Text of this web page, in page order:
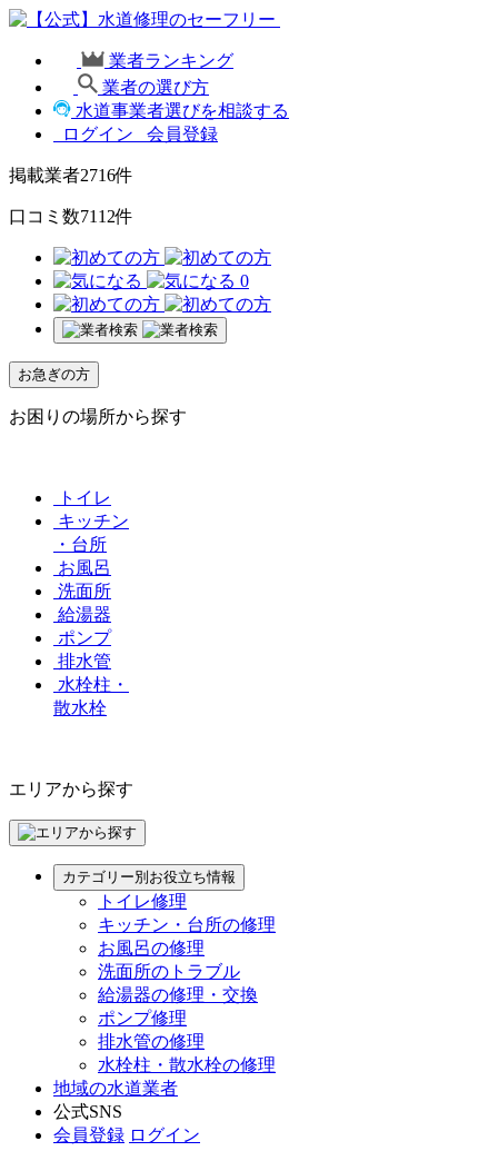
業者ランキング
業者の選び方
水道事業者選びを相談する
ログイン
会員登録
掲載業者2716件
口コミ数7112件
0
お急ぎの方
お困りの場所から探す
トイレ
キッチン
・台所
お風呂
洗面所
給湯器
ポンプ
排水管
水栓柱・
散水栓
エリアから探す
カテゴリー別お役立ち情報
トイレ修理
キッチン・台所の修理
お風呂の修理
洗面所のトラブル
給湯器の修理・交換
ポンプ修理
排水管の修理
水栓柱・散水栓の修理
地域の水道業者
公式SNS
会員登録 ログイン